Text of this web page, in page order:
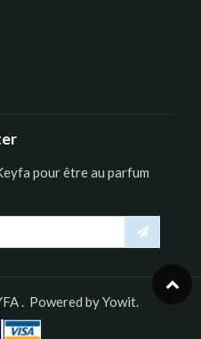
pour être au parfum
. Powered byYowit.